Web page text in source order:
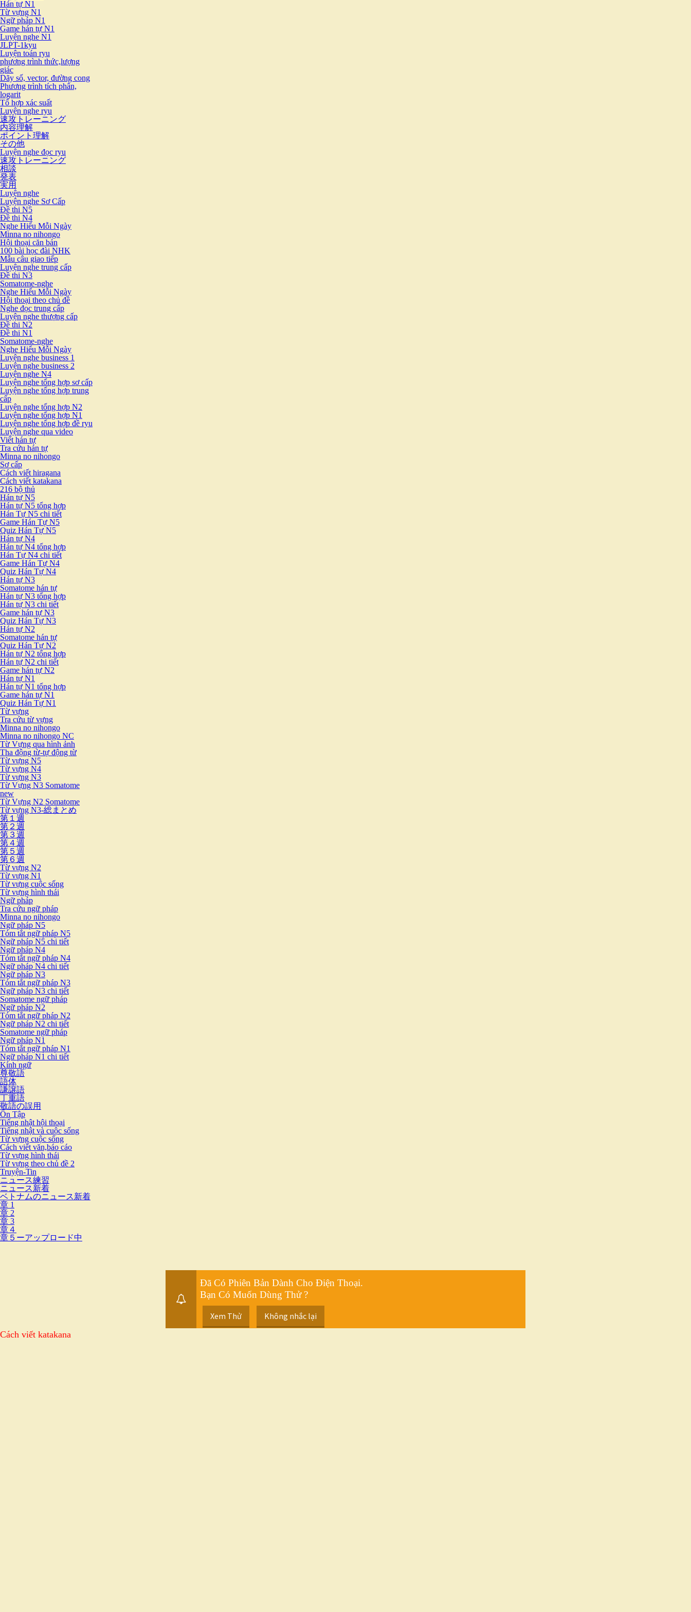
Hán tự N1
Từ vựng N1
Ngữ pháp N1
Game hán tự N1
Luyện nghe N1
JLPT-1kyu
Luyện toán ryu
phương trình thức,lượng
giác
Dãy số, vector, đường cong
Phương trình tích phân,
logarit
Tổ hợp xác suất
Luyện nghe ryu
速攻トレーニング
内容理解
ポイント理解
その他
Luyện nghe đọc ryu
速攻トレーニング
相談
発表
実用
Luyện nghe
Luyện nghe Sơ Cấp
Đề thi N5
Đề thi N4
Nghe Hiểu Mỗi Ngày
Minna no nihongo
Hội thoại căn bản
100 bài học đài NHK
Mẫu câu giao tiếp
Luyện nghe trung cấp
Đề thi N3
Somatome-nghe
Nghe Hiểu Mỗi Ngày
Hội thoại theo chủ đề
Nghe đọc trung cấp
Luyện nghe thượng cấp
Đề thi N2
Đề thi N1
Somatome-nghe
Nghe Hiểu Mỗi Ngày
Luyện nghe business 1
Luyện nghe business 2
Luyện nghe N4
Luyện nghe tổng hợp sơ cấp
Luyện nghe tổng hợp trung
cấp
Luyện nghe tổng hợp N2
Luyện nghe tổng hợp N1
Luyện nghe tổng hợp đề ryu
Luyện nghe qua video
Viết hán tự
Tra cứu hán tự
Minna no nihongo
Sơ cấp
Cách viết hiragana
Cách viết katakana
216 bộ thủ
Hán tự N5
Hán tự N5 tổng hợp
Hán Tự N5 chi tiết
Game Hán Tự N5
Quiz Hán Tự N5
Hán tự N4
Hán tự N4 tổng hợp
Hán Tự N4 chi tiết
Game Hán Tự N4
Quiz Hán Tự N4
Hán tự N3
Somatome hán tự
Hán tự N3 tổng hợp
Hán tự N3 chi tiết
Game hán tự N3
Quiz Hán Tự N3
Hán tự N2
Somatome hán tự
Quiz Hán Tự N2
Hán tự N2 tổng hợp
Hán tự N2 chi tiết
Game hán tự N2
Hán tự N1
Hán tự N1 tổng hợp
Game hán tự N1
Quiz Hán Tự N1
Từ vựng
Tra cứu từ vựng
Minna no nihongo
Minna no nihongo NC
Từ Vựng qua hình ảnh
Tha động từ-tự động từ
Từ vựng N5
Từ vựng N4
Từ vựng N3
Từ Vựng N3 Somatome
new
Từ Vựng N2 Somatome
Từ vựng N3-総まとめ
第１週
第２週
第３週
第４週
第５週
第６週
Từ vựng N2
Từ vựng N1
Từ vựng cuộc sống
Từ vựng hình thái
Ngữ pháp
Tra cứu ngữ pháp
Minna no nihongo
Ngữ pháp N5
Tóm tắt ngữ pháp N5
Ngữ pháp N5 chi tiết
Ngữ pháp N4
Tóm tắt ngữ pháp N4
Ngữ pháp N4 chi tiết
Ngữ pháp N3
Tóm tắt ngữ pháp N3
Ngữ pháp N3 chi tiết
Somatome ngữ pháp
Ngữ pháp N2
Tóm tắt ngữ pháp N2
Ngữ pháp N2 chi tiết
Somatome ngữ pháp
Ngữ pháp N1
Tóm tắt ngữ pháp N1
Ngữ pháp N1 chi tiết
Kính ngữ
尊敬語
語体
謙譲語
丁重語
敬語の誤用
Ôn Tập
Tiếng nhật hội thoại
Tiếng nhật và cuộc sống
Từ vựng cuộc sống
Cách viết văn,báo cáo
Từ vựng hình thái
Từ vựng theo chủ đề 2
Truyện-Tin
ニュース練習
ニュース新着
ベトナムのニュース新着
章 1
章 2
章 3
章４
章５ーアップロード中
Đã Có Phiên Bản Dành Cho Điện Thoại.
Bạn Có Muốn Dùng Thử ?
Xem Thử
Không nhắc lại
Cách viết katakana